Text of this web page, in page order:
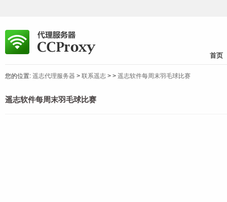
首页
您的位置: 遥志代理服务器 > 联系遥志 > > 遥志软件每周末羽毛球比赛
遥志软件每周末羽毛球比赛